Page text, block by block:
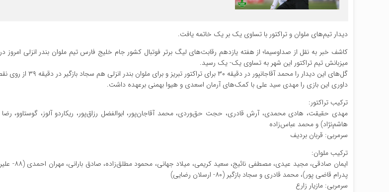
دیدار تیم‌های ملوان و تراکتور با تساوی یک بر یک خاتمه یافت.
کاشف خبر به نقل از صداوسیما؛ از هفته یازدهم رقابت‌های لیگ برتر فوتبال کشور جام خلیج فارس تیم ملوان بندر انزلی امروز در
میزبانش تیم تراکتور این شهر به تساوی یک- یک رسید.
گل‌های این دیدار را محمد آقاجانپور در دقیقه ۳٠ برای تراکتور تبریز و برای ملوان بندر انزلی هم سجاد بازگیر در دقیقه ۳۹ از روی نقطه پنالتی به ثمر رساندند.
داوری این بازی را مهدی سید علی با کمک‌های آرمان اسعدی و هیوا بهمنی برعهده داشت.
ترکیب تراکتور:
هاشم‌نژاد) و محمد عباس‌زاده
سرمربی: قربان بردیف
ترکیب ملوان:
پدرام قاضی پور)، محمد قادری و سجاد بازگیر (۸۰- ارسلان رضایی)
سرمربی: مازیار زارع